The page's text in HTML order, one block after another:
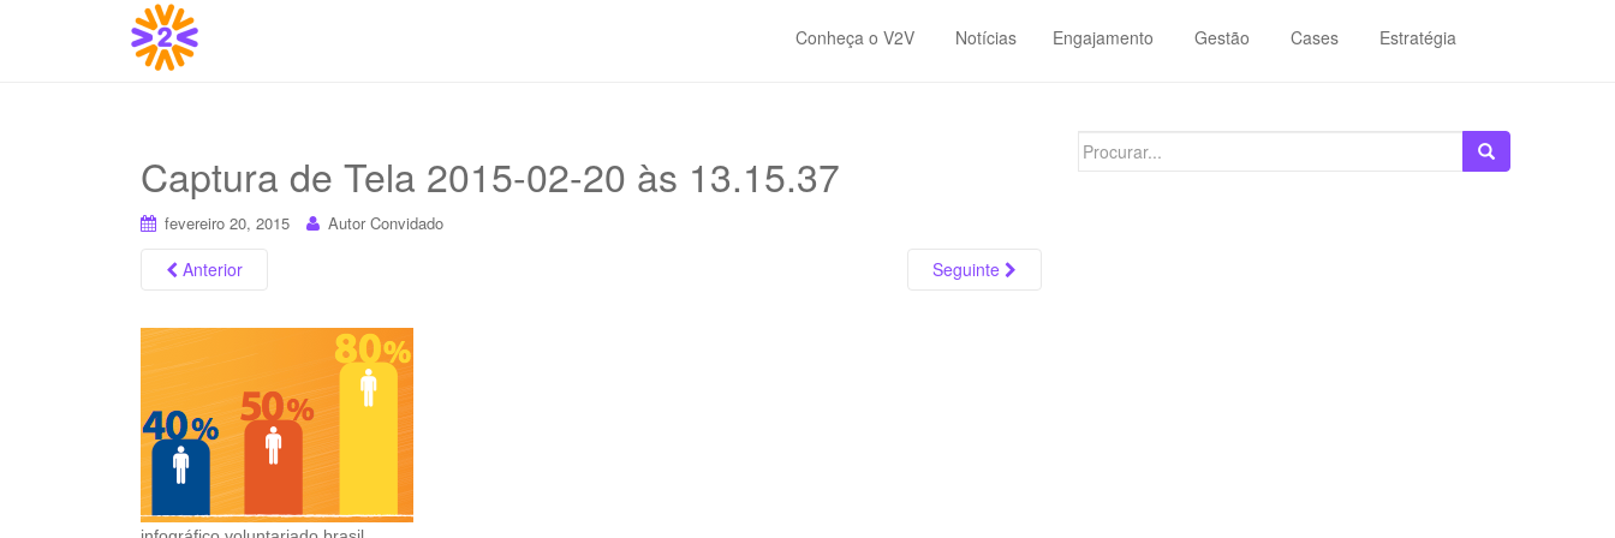
Conheça o V2V Notícias Engajamento Gestão Cases Estratégia
Captura de Tela 2015-02-20 às 13.15.37
fevereiro 20, 2015 Autor Convidado
Anterior Seguinte
Search